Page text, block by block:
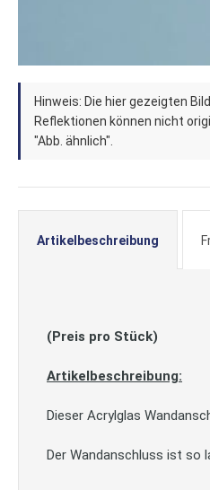
Zum
Anfang
der
Bildergalerie
springen
Hinweis: Die hier gezeigten
Reflektionen können nicht
"Abb. ähnlich".
Artikelbeschreibung
(Preis pro Stück)
Artikelbeschreibung:
Dieser Acrylglas
Der Wandanschluss ist so